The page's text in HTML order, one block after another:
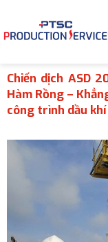
Chiến dịch ASD
Hàm Rồng –
công trình dầu